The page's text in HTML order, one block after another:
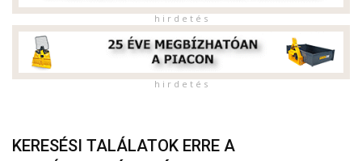
h i r d e t é s
h i r d e t é s
KERESÉSI TALÁLATOK ERRE A